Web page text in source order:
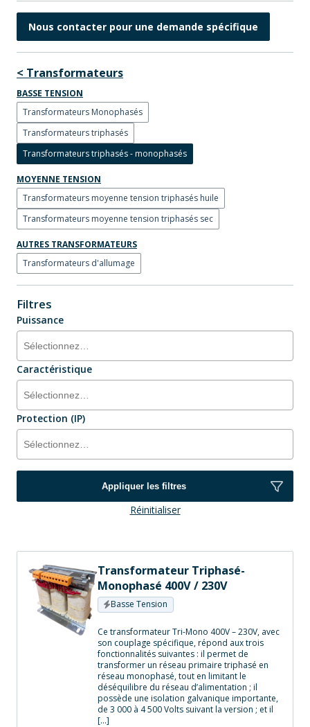
Nous contacter pour une demande spécifique
< Transformateurs
BASSE TENSION
Transformateurs Monophasés
Transformateurs triphasés
Transformateurs triphasés - monophasés
MOYENNE TENSION
Transformateurs moyenne tension triphasés huile
Transformateurs moyenne tension triphasés sec
AUTRES TRANSFORMATEURS
Transformateurs d'allumage
Filtres
Puissance
Caractéristique
Protection (IP)
Appliquer les filtres
Réinitialiser
Transformateur Triphasé-
Monophasé 400V / 230V
Basse Tension
Ce transformateur Tri-Mono 400V – 230V, avec
son couplage spécifique, répond aux trois
fonctionnalités suivantes : il permet de
transformer un réseau primaire triphasé en
réseau monophasé, tout en limitant le
déséquilibre du réseau d’alimentation ; il
possède une isolation galvanique importante,
de 3 000 à 4 500 Volts suivant la version ; et il
[…]